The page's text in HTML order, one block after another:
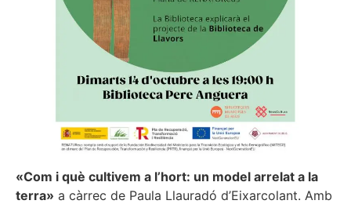
«Com i què cultivem a l’hort: un model arrelat a la
terra» a càrrec de Paula Llauradó d’Eixarcolant. Amb